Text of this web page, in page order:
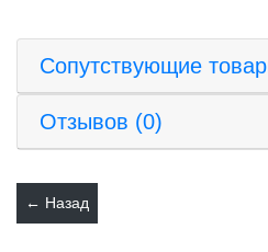
Сопутствующие
Отзывов (0)